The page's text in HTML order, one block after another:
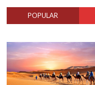
POPULAR